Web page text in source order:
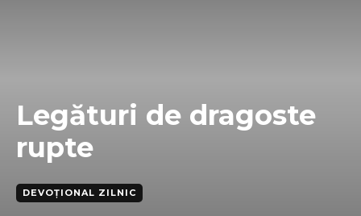
Legături de dragoste
rupte
DEVOȚIONAL ZILNIC